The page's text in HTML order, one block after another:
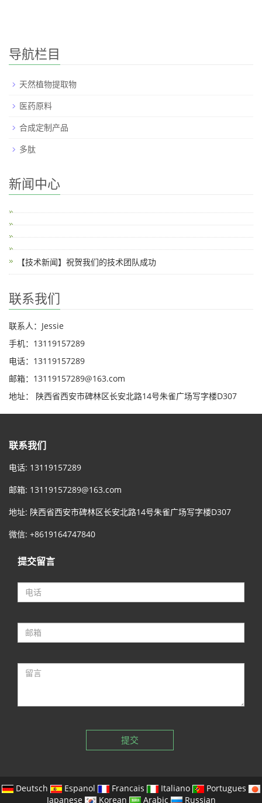
导航栏目
天然植物提取物
医药原料
合成定制产品
多肽
新闻中心
【技术新闻】祝贺我们的技术团队成功
联系我们
联系人：Jessie
手机：13119157289
电话：13119157289
邮箱：13119157289@163.com
地址： 陕西省西安市碑林区长安北路14号朱雀广场写字楼D307
联系我们
电话: 13119157289
邮箱: 13119157289@163.com
地址: 陕西省西安市碑林区长安北路14号朱雀广场写字楼D307
微信: +8619164747840
提交留言
提交
Deutsch Espanol Francais Italiano
Portugues
Japanese
Korean Arabic Russian